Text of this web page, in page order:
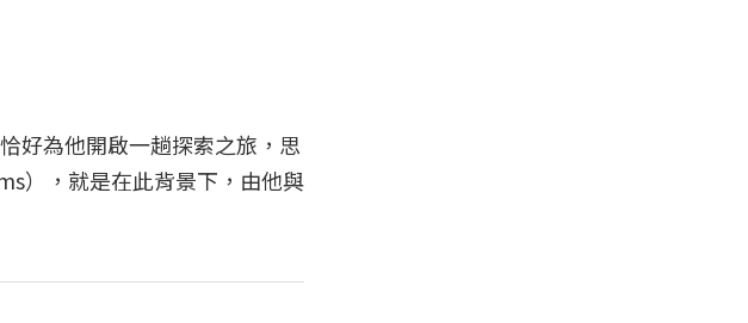
好為他開啟一趟探索之旅，思
），就是在此背景下，由他與